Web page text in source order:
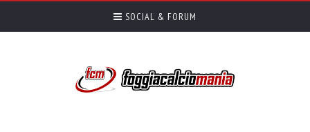
SOCIAL & FORUM